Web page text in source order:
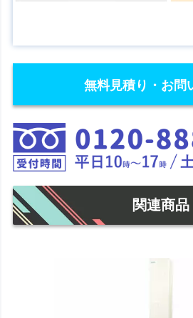
無料見積り・お問
関連商品